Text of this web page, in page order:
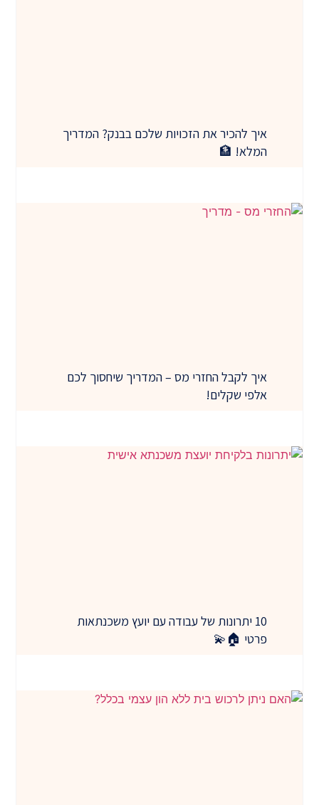
איך להכיר את הזכויות שלכם בבנק? המדריך
המלא! 🏦
איך לקבל החזרי מס – המדריך שיחסוך לכם
אלפי שקלים!
10 יתרונות של עבודה עם יועץ משכנתאות
פרטי 🏠💫